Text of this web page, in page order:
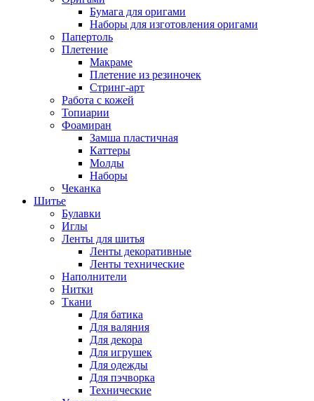
Бумага для оригами
Наборы для изготовления оригами
Папертоль
Плетение
Макраме
Плетение из резиночек
Стринг-арт
Работа с кожей
Топиарии
Фоамиран
Замша пластичная
Каттеры
Молды
Наборы
Чеканка
Шитье
Булавки
Иглы
Ленты для шитья
Ленты декоративные
Ленты технические
Наполнители
Нитки
Ткани
Для батика
Для валяния
Для декора
Для игрушек
Для одежды
Для пэчворка
Технические